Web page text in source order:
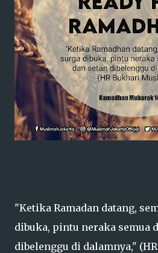
"Ketika Ramadan datang,
dibuka, pintu neraka semua
dibelenggu di dalamnya,"